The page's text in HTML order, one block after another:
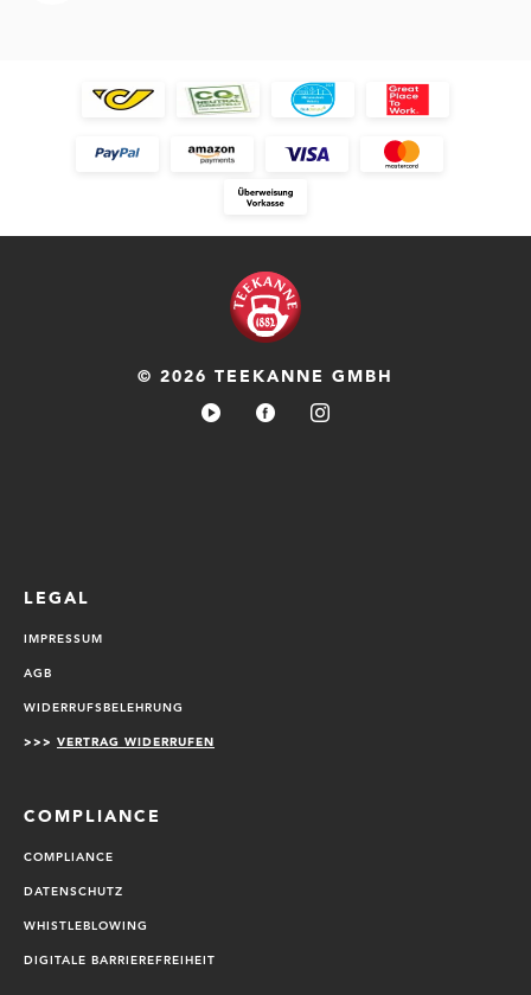
© 2026 TEEKANNE GMBH
LEGAL
IMPRESSUM
AGB
WIDERRUFSBELEHRUNG
>>> VERTRAG WIDERRUFEN
COMPLIANCE
COMPLIANCE
DATENSCHUTZ
WHISTLEBLOWING
DIGITALE BARRIEREFREIHEIT